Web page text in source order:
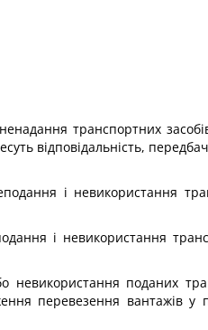
транспортних
відповідальність,
і невикористання
і невикористання
невикористання поданих
перевезення вантажів у